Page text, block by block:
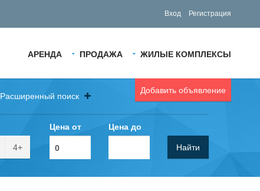
Вход Регистрация
АРЕНДА ПРОДАЖА ЖИЛЫЕ КОМПЛЕКСЫ
Добавить объявление
Расширенный поиск
4+
Цена от Цена до
Найти